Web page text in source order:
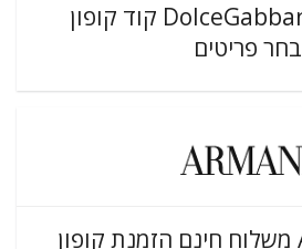
DolceGabbana.com 21% קוד קופון
בחר פריטים
ARMANI.com משלוח חינם הזמנת קופון